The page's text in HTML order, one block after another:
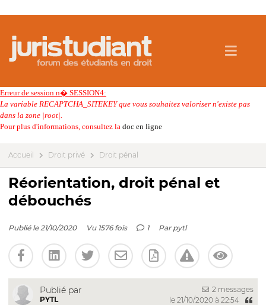
Erreur de session n� SESSION4:
La variable RECAPTCHA_SITEKEY que vous souhaitez valoriser n'existe pas
dans la zone |root|.
Pour plus d'informations, consultez la doc en ligne
Accueil Droit privé Droit pénal
Réorientation, droit pénal et
débouchés
Publié le 21/10/2020 Vu 1576 fois 1 Par pytl
Publié par
PYTL
2 messages
le 21/10/2020 à 22:54